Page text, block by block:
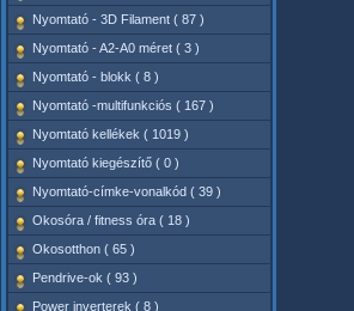
Nyomtató - 3D Filament ( 87 )
Nyomtató - A2-A0 méret ( 3 )
Nyomtató - blokk ( 8 )
Nyomtató -multifunkciós ( 167 )
Nyomtató kellékek ( 1019 )
Nyomtató kiegészítő ( 0 )
Nyomtató-címke-vonalkód ( 39 )
Okosóra / fitness óra ( 18 )
Okosotthon ( 65 )
Pendrive-ok ( 93 )
Power inverterek ( 8 )